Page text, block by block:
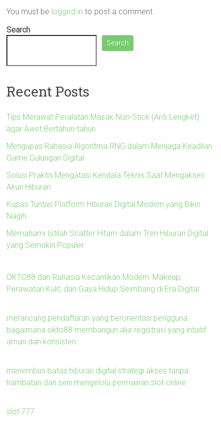
You must be logged in to post a comment.
Search
Search
Recent Posts
Tips Merawat Peralatan Masak Non-Stick (Anti-Lengket)
agar Awet Bertahun-tahun
Mengupas Rahasia Algoritma RNG dalam Menjaga Keadilan
Game Gulungan Digital
Solusi Praktis Mengatasi Kendala Teknis Saat Mengakses
Akun Hiburan
Kupas Tuntas Platform Hiburan Digital Modern yang Bikin
Nagih
Memahami Istilah Scatter Hitam dalam Tren Hiburan Digital
yang Semakin Populer
OKTO88 dan Rahasia Kecantikan Modern: Makeup,
Perawatan Kulit, dan Gaya Hidup Seimbang di Era Digital
merancang pendaftaran yang berorientasi pengguna
bagaimana okto88 membangun alur registrasi yang intuitif
aman dan konsisten
menembus batas hiburan digital strategi akses tanpa
hambatan dan seni mengelola permainan slot online
slot 777